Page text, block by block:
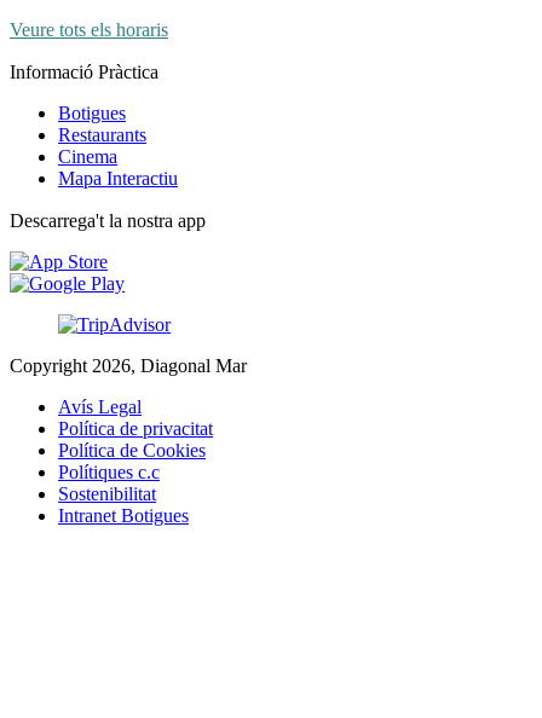
Veure tots els horaris
Informació Pràctica
Botigues
Restaurants
Cinema
Mapa Interactiu
Descarrega't la nostra app
Copyright 2026, Diagonal Mar
Avís Legal
Política de privacitat
Política de Cookies
Polítiques c.c
Sostenibilitat
Intranet Botigues